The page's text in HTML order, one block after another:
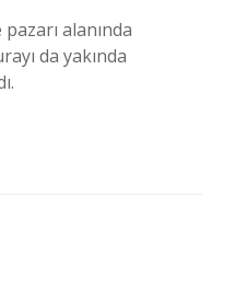
alanında
da yakında